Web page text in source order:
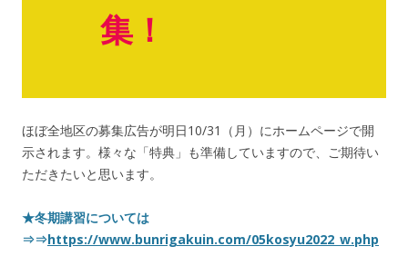
集！
ほぼ全地区の募集広告が明日10/31（月）にホームページで開
示されます。様々な「特典」も準備していますので、ご期待い
ただきたいと思います。
★冬期講習については
⇒⇒https://www.bunrigakuin.com/05kosyu2022_w.php